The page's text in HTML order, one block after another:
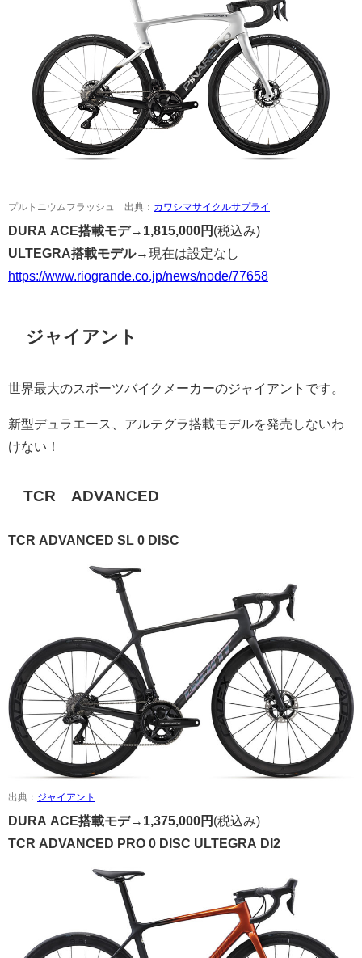
プルトニウムフラッシュ 出典： カワシマサイクルサプライ
DURA ACE搭載モデ→ 1,815,000円 (税込み)
ULTEGRA搭載モデル→現在は設定なし
https://www.riogrande.co.jp/news/node/77658
ジャイアント
世界最大のスポーツバイクメーカーのジャイアントです。
新型デュラエース、アルテグラ搭載モデルを発売しないわ
けない！
TCR ADVANCED
TCR ADVANCED SL 0 DISC
出典： ジャイアント
DURA ACE搭載モデ→ 1,375,000円 (税込み)
TCR ADVANCED PRO 0 DISC ULTEGRA DI2